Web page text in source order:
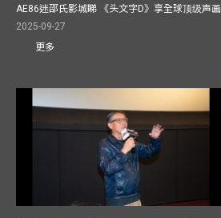
AE86迷邵氏影城睇 《头文字D》享全球顶级声画
2025-09-27
更多